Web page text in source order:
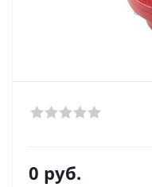
0 руб.